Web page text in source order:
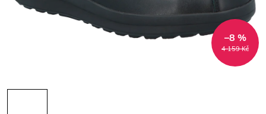
4 159 Kč
–8 %